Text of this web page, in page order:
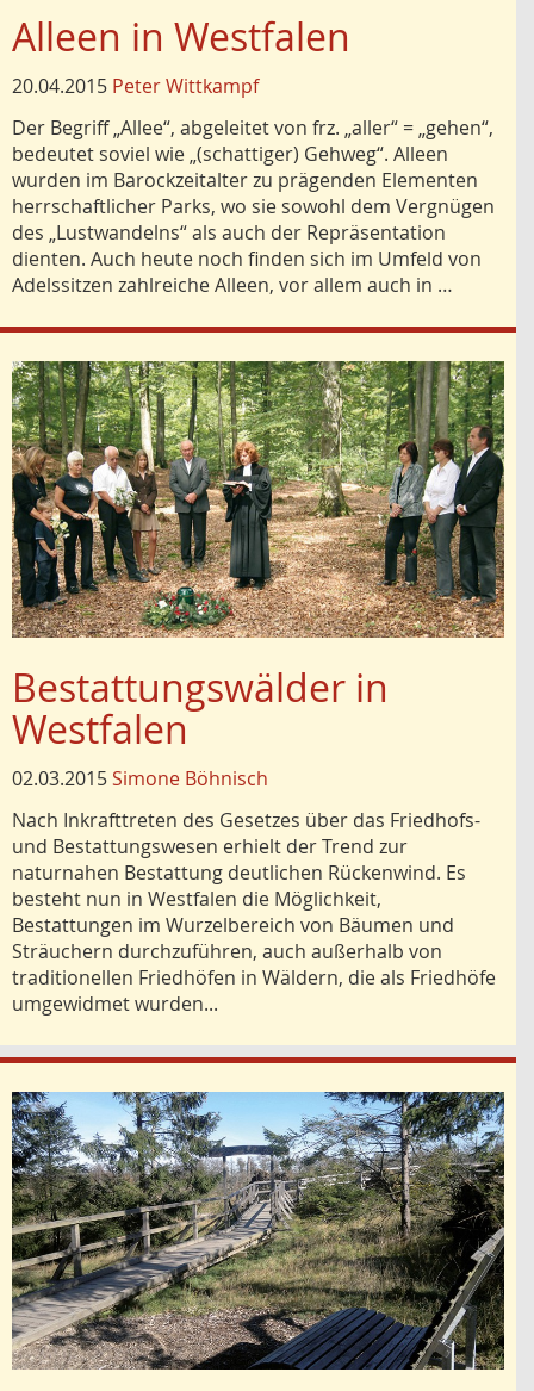
Alleen in Westfalen
20.04.2015 Peter Wittkampf
Der Begriff „Allee“, abgeleitet von frz. „aller“ = „gehen“,
bedeutet so­viel wie „(schattiger) Gehweg“. Alleen
wurden im Barockzeitalter zu prägenden Elementen
herrschaftlicher Parks, wo sie sowohl dem Vergnügen
des „Lustwandelns“ als auch der Repräsentation
dienten. Auch heute noch finden sich im Umfeld von
Adelssitzen zahlreiche Alleen, vor allem auch in …
Bestattungswälder in
Westfalen
02.03.2015Simone Böhnisch
Nach Inkrafttreten des Gesetzes über das Friedhofs-
und Bestattungswesen erhielt der Trend zur
naturnahen Bestattung deutlichen Rückenwind. Es
besteht nun in Westfalen die Möglichkeit,
Bestattungen im Wurzelbereich von Bäumen und
Sträuchern durchzuführen, auch außerhalb von
traditionellen Friedhöfen in Wäldern, die als Friedhöfe
umgewidmet wurden...